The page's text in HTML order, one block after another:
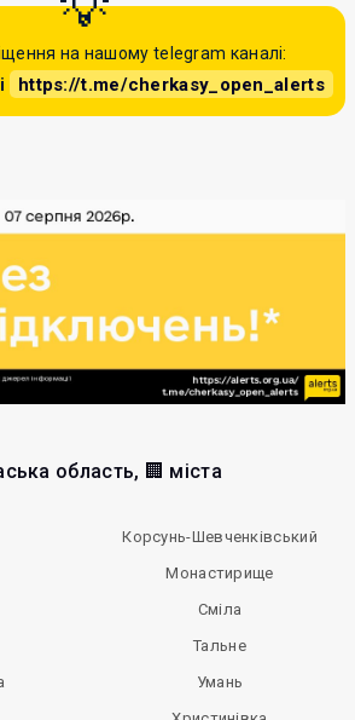
на нашому telegram каналі:
https://t.me/cherkasy_open_alerts
область, 🏢 міста
Корсунь-Шевченківський
Монастирище
Сміла
Тальне
Умань